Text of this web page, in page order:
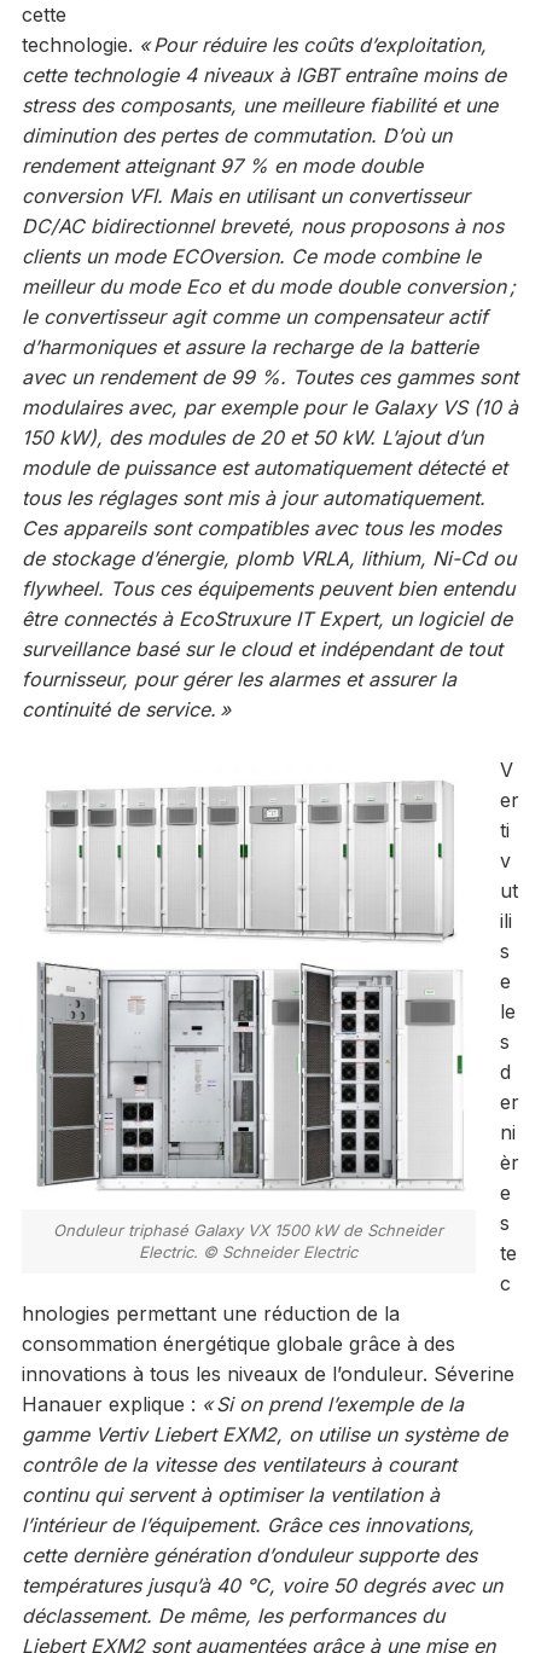
cette
technologie. « Pour réduire les coûts d’exploitation,
cette technologie 4 niveaux à IGBT entraîne moins de
stress des composants, une meilleure fiabilité et une
diminution des pertes de commutation. D’où un
rendement atteignant 97 % en mode double
conversion VFI. Mais en utilisant un convertisseur
DC/AC bidirectionnel breveté, nous proposons à nos
clients un mode ECOversion. Ce mode combine le
meilleur du mode Eco et du mode double conversion ;
le convertisseur agit comme un compensateur actif
d’harmoniques et assure la recharge de la batterie
avec un rendement de 99 %. Toutes ces gammes sont
modulaires avec, par exemple pour le Galaxy VS (10 à
150 kW), des modules de 20 et 50 kW. L’ajout d’un
module de puissance est automatiquement détecté et
tous les réglages sont mis à jour automatiquement.
Ces appareils sont compatibles avec tous les modes
de stockage d’énergie, plomb VRLA, lithium, Ni-Cd ou
flywheel. Tous ces équipements peuvent bien entendu
être connectés à EcoStruxure IT Expert, un logiciel de
surveillance basé sur le cloud et indépendant de tout
fournisseur, pour gérer les alarmes et assurer la
continuité de service. »
Onduleur triphasé Galaxy VX 1500 kW de Schneider
Electric. © Schneider Electric
V
er
ti
v
ut
ili
s
e
le
s
d
er
ni
èr
e
s
te
c
hnologies permettant une réduction de la
consommation énergétique globale grâce à des
innovations à tous les niveaux de l’onduleur. Séverine
Hanauer explique : «Si on prend l’exemple de la
gamme Vertiv Liebert EXM2, on utilise un système de
contrôle de la vitesse des ventilateurs à courant
continu qui servent à optimiser la ventilation à
l’intérieur de l’équipement. Grâce ces innovations,
cette dernière génération d’onduleur supporte des
températures jusqu’à 40 °C, voire 50 degrés avec un
déclassement. De même, les performances du
Liebert EXM2 sont augmentées grâce à une mise en